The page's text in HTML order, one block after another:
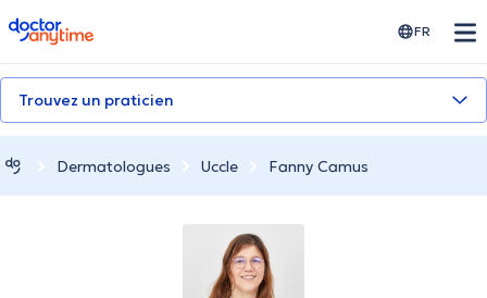
doctoranytime FR
Trouvez un praticien
Dermatologues Uccle Fanny Camus